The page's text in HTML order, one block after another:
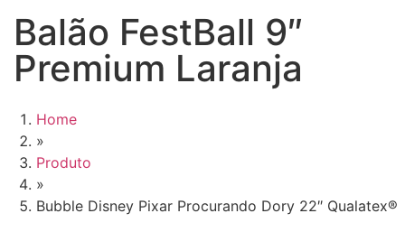
Balão FestBall 9″
Premium Laranja
Home
»
Produto
»
Bubble Disney Pixar Procurando Dory 22″ Qualatex®